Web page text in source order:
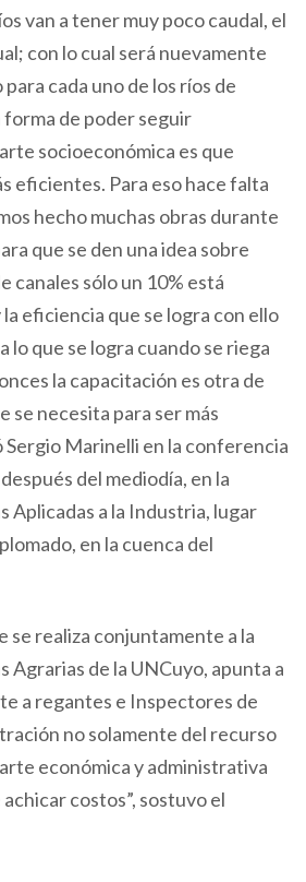
van a tener muy poco caudal, el
con lo cual será nuevamente
cada uno de los ríos de
forma de poder seguir
socioeconómica es que
eficientes. Para eso hace falta
hecho muchas obras durante
que se den una idea sobre
canales sólo un 10% está
eficiencia que se logra con ello
lo que se logra cuando se riega
la capacitación es otra de
se necesita para ser más
Sergio Marinelli en la conferencia
del mediodía, en la
Aplicadas a la Industria, lugar
en la cuenca del
se realiza conjuntamente a la
Agrarias de la UNCuyo, apunta a
a regantes e Inspectores de
no solamente del recurso
económica y administrativa
costos”, sostuvo el